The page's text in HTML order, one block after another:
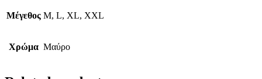
Μέγεθος M, L, XL, XXL
Χρώμα Μαύρο